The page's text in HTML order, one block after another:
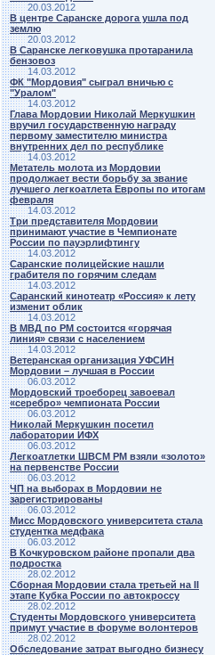
20.03.2012
В центре Саранске дорога ушла под
землю
20.03.2012
В Саранске легковушка протаранила
бензовоз
14.03.2012
ФК "Мордовия" сыграл вничью с
"Уралом"
14.03.2012
Глава Мордовии Николай Меркушкин
вручил государственную награду
первому заместителю министра
внутренних дел по республике
14.03.2012
Метатель молота из Мордовии
продолжает вести борьбу за звание
лучшего легкоатлета Европы по итогам
февраля
14.03.2012
Три представителя Мордовии
принимают участие в Чемпионате
России по пауэрлифтингу
14.03.2012
Саранские полицейские нашли
грабителя по горячим следам
14.03.2012
Саранский кинотеатр «Россия» к лету
изменит облик
14.03.2012
В МВД по РМ состоится «горячая
линия» связи с населением
14.03.2012
Ветеранская организация УФСИН
Мордовии – лучшая в России
06.03.2012
Мордовский троеборец завоевал
«серебро» чемпионата России
06.03.2012
Николай Меркушкин посетил
лаборатории ИФХ
06.03.2012
Легкоатлетки ШВСМ РМ взяли «золото»
на первенстве России
06.03.2012
ЧП на выборах в Мордовии не
зарегистрированы
06.03.2012
Мисс Мордовского университета стала
студентка медфака
06.03.2012
В Кочкуровском районе пропали два
подростка
28.02.2012
Сборная Мордовии стала третьей на II
этапе Кубка России по автокроссу
28.02.2012
Студенты Мордовского университета
примут участие в форуме волонтеров
28.02.2012
Обследование затрат выгодно бизнесу